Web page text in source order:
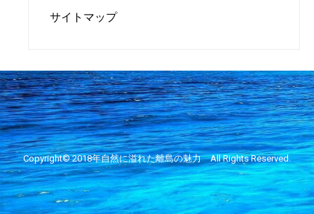
サイトマップ
Copyright© 2018年自然に溢れた離島の魅力All Rights Reserved.